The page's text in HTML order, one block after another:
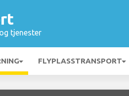
tjenester
FLYPLASSTRANSPORT